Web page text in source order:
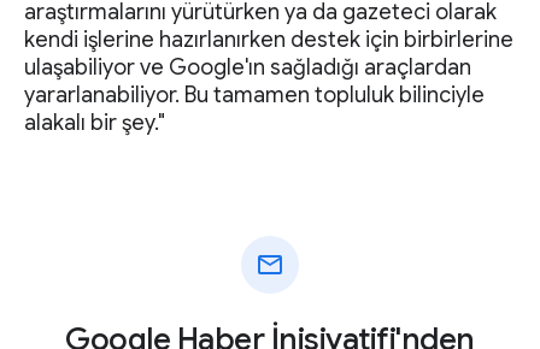
araştırmalarını yürütürken ya da gazeteci olarak
kendi işlerine hazırlanırken destek için birbirlerine
ulaşabiliyor ve Google'ın sağladığı araçlardan
yararlanabiliyor. Bu tamamen topluluk bilinciyle
alakalı bir şey."
mail
Google Haber İnisiyatifi'nden